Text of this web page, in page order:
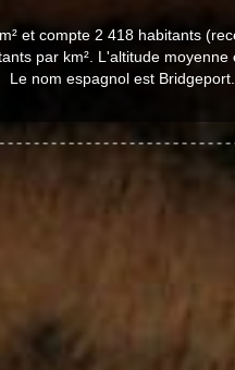
et compte 2 418 habitants
par km². L'altitude moyenne
Le nom espagnol est Bridgeport.